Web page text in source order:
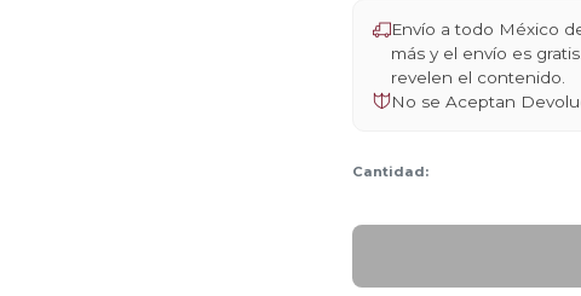
Envío a todo México
más y el envío es
revelen el contenido.
No se Aceptan
Cantidad: